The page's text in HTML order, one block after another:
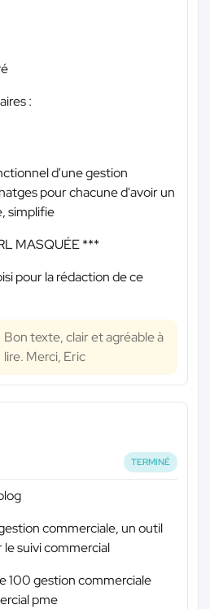
:
d'une gestion
pour chacune d'avoir un
simplifie
MASQUÉE ***
pour la rédaction de ce
Bon texte, clair et agréable à
lire. Merci, Eric
TERMINÉ
commerciale, un outil
suivi commercial
100 gestion commerciale
pme